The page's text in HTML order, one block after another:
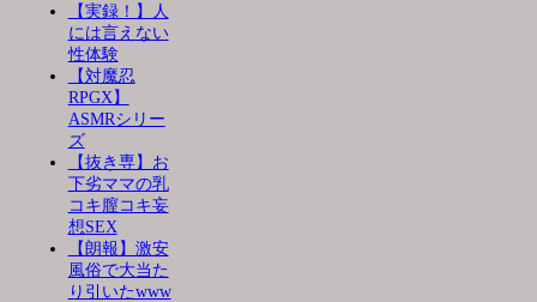
【実録！】人
には言えない
性体験
【対魔忍
RPGX】
ASMRシリー
ズ
【抜き専】お
下劣ママの乳
コキ膣コキ妄
想SEX
【朗報】激安
風俗で大当た
り引いたwww